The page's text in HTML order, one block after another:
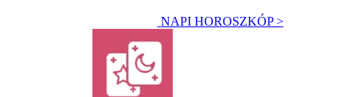
NAPI HOROSZKÓP >